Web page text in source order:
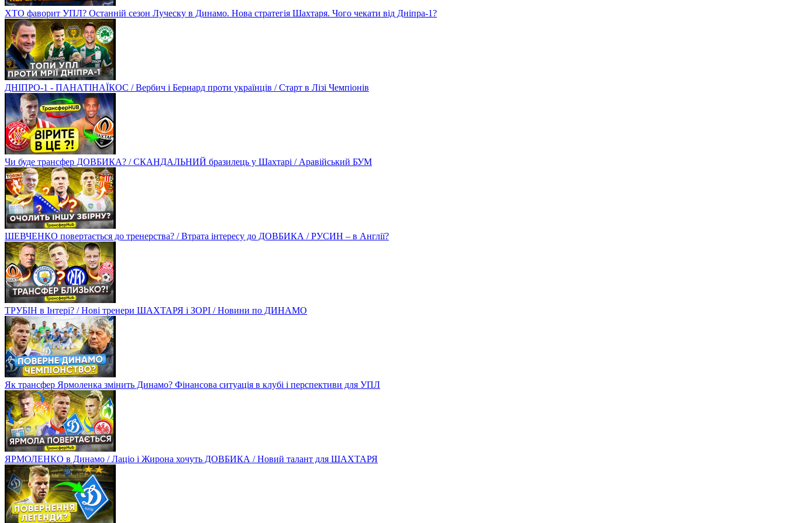
ХТО фаворит УПЛ? Останній сезон Луческу в Динамо. Нова стратегія Шахтаря. Чого чекати від Дніпра-1?
ДНІПРО-1 - ПАНАТІНАЇКОС / Вербич і Бернард проти українців / Старт в Лізі Чемпіонів
Чи буде трансфер ДОВБИКА? / СКАНДАЛЬНИЙ бразилець у Шахтарі / Аравійський БУМ
ШЕВЧЕНКО повертається до тренерства? / Втрата інтересу до ДОВБИКА / РУСИН – в Англії?
ТРУБІН в Інтері? / Нові тренери ШАХТАРЯ і ЗОРІ / Новини по ДИНАМО
Як трансфер Ярмоленка змінить Динамо? Фінансова ситуація в клубі і перспективи для УПЛ
ЯРМОЛЕНКО в Динамо / Лаціо і Жирона хочуть ДОВБИКА / Новий талант для ШАХТАРЯ